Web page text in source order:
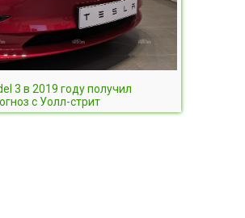
3 в 2019 году получил
с Уолл-стрит